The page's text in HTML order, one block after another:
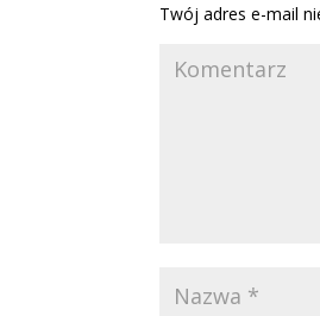
Twój adres e-mail